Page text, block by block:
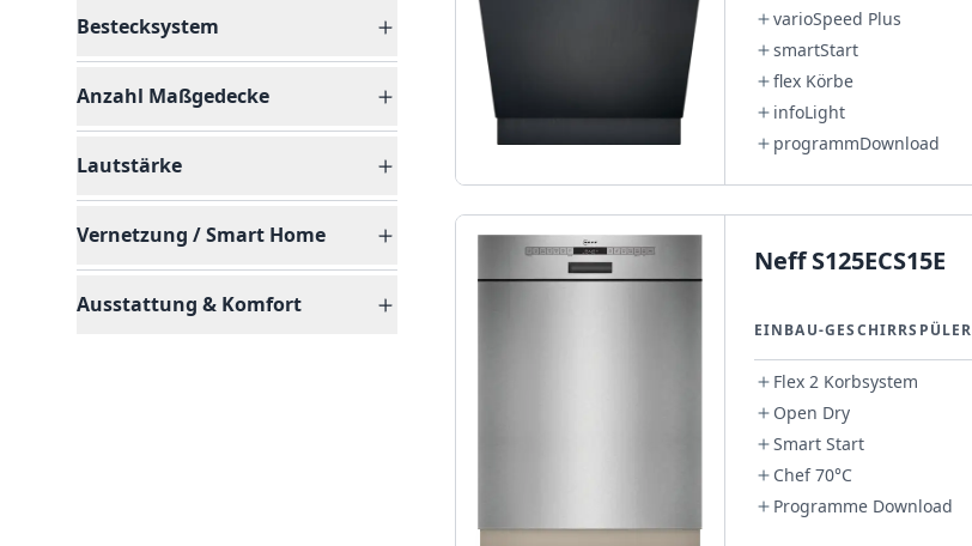
Bestecksystem
Anzahl Maßgedecke
Lautstärke
Vernetzung / Smart Home
Ausstattung & Komfort
varioSpeed Plus
smartStart
flex Körbe
infoLight
programmDownload
Neff S125ECS15E
EINBAU-GESCHIRRSPÜLER
Flex 2 Korbsystem
Open Dry
Smart Start
Chef 70°C
Programme Download